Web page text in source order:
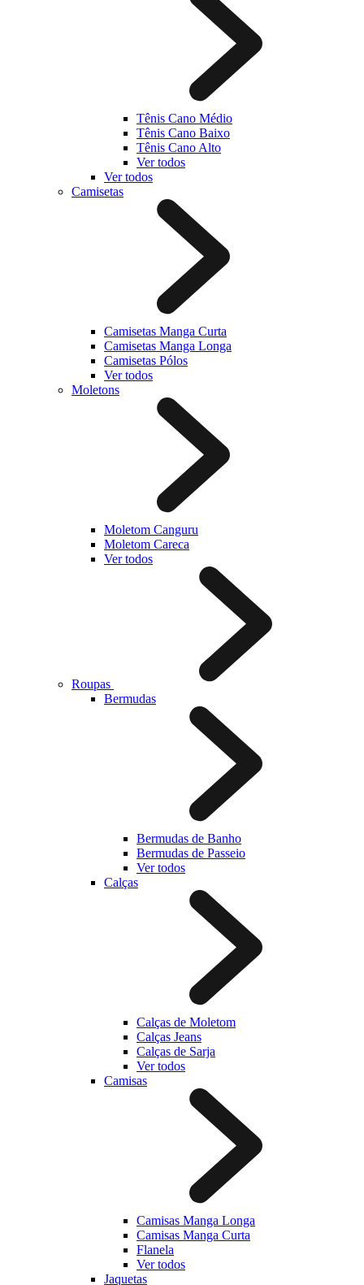
Tênis Cano Médio
Tênis Cano Baixo
Tênis Cano Alto
Ver todos
Ver todos
Camisetas
Camisetas Manga Curta
Camisetas Manga Longa
Camisetas Pólos
Ver todos
Moletons
Moletom Canguru
Moletom Careca
Ver todos
Roupas
Bermudas
Bermudas de Banho
Bermudas de Passeio
Ver todos
Calças
Calças de Moletom
Calças Jeans
Calças de Sarja
Ver todos
Camisas
Camisas Manga Longa
Camisas Manga Curta
Flanela
Ver todos
Jaquetas